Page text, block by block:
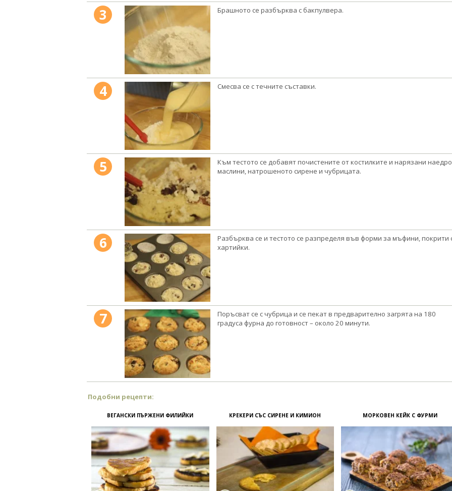
3 Брашното се разбърква с бакпулвера.
4 Смесва се с течните съставки.
5
Към тестото се добавят почистените от костилките и нарязани наедро
маслини, натрошеното сирене и чубрицата.
6
Разбърква се и тестото се разпределя във форми за мъфини, покрити
хартийки.
7
Поръсват се с чубрица и се пекат в предварително загрята на 180
градуса фурна до готовност – около 20 минути.
Подобни рецепти:
ВЕГАНСКИ ПЪРЖЕНИ ФИЛИЙКИ КРЕКЕРИ СЪС СИРЕНЕ И КИМИОН МОРКОВЕН КЕЙК С ФУРМИ